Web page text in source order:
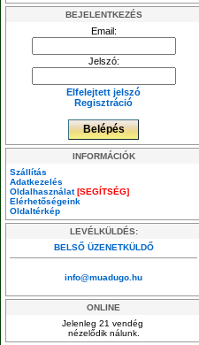
BEJELENTKEZÉS
Email:
Jelszó:
Elfelejtett jelszó
Regisztráció
INFORMÁCIÓK
Szállítás
Adatkezelés
Oldalhasználat[SEGÍTSÉG]
Elérhetőségeink
Oldaltérkép
LEVÉLKÜLDÉS:
BELSŐ ÜZENETKÜLDŐ
info@muadugo.hu
ONLINE
Jelenleg 21 vendég
nézelődik nálunk.